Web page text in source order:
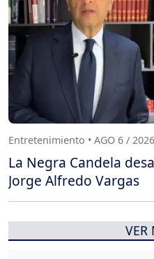
Entretenimiento • AGO 6 / 2026
La Negra Candela
Jorge Alfredo Vargas
VER